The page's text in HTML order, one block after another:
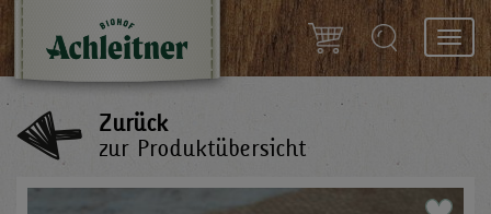
Zurück
zur Produktübersicht